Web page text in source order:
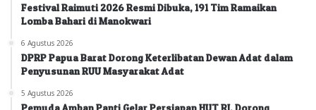
Festival Raimuti 2026 Resmi Dibuka, 191 Tim Ramaikan
Lomba Bahari di Manokwari
6 Agustus 2026
DPRP Papua Barat Dorong Keterlibatan Dewan Adat dalam
Penyusunan RUU Masyarakat Adat
5 Agustus 2026
Pemuda Amban Panti Gelar Persiapan HUT RI, Dorong